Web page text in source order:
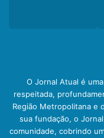
O Jornal Atual é
respeitada,
Região Metropolitana e
sua fundação, o
comunidade, cobrindo